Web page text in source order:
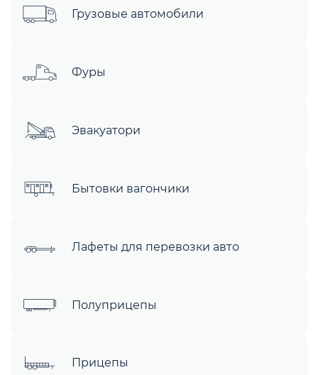
Грузовые автомобили
Фуры
Эвакуатори
Бытовки вагончики
Лафеты для перевозки авто
Полуприцепы
Прицепы